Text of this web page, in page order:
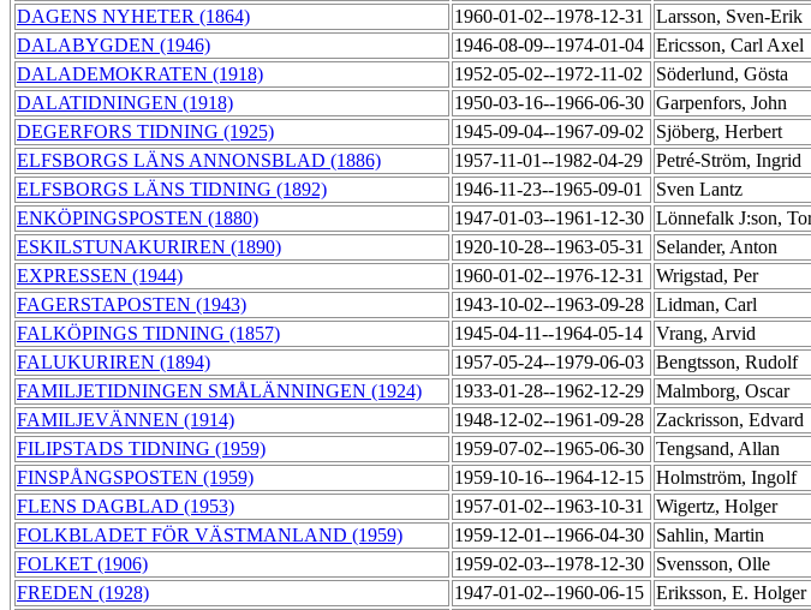
DAGENS NYHETER (1864) 1960-01-02--1978-12-31 Larsson, Sven-Erik
DALABYGDEN (1946) 1946-08-09--1974-01-04 Ericsson, Carl Axel
DALADEMOKRATEN (1918) 1952-05-02--1972-11-02 Söderlund, Gösta
DALATIDNINGEN (1918) 1950-03-16--1966-06-30 Garpenfors, John
DEGERFORS TIDNING (1925) 1945-09-04--1967-09-02 Sjöberg, Herbert
ELFSBORGS LÄNS ANNONSBLAD (1886) 1957-11-01--1982-04-29 Petré-Ström, Ingrid
ELFSBORGS LÄNS TIDNING (1892) 1946-11-23--1965-09-01 Sven Lantz
ENKÖPINGSPOSTEN (1880) 1947-01-03--1961-12-30 Lönnefalk J:son,
ESKILSTUNAKURIREN (1890) 1920-10-28--1963-05-31 Selander, Anton
EXPRESSEN (1944) 1960-01-02--1976-12-31 Wrigstad, Per
FAGERSTAPOSTEN (1943) 1943-10-02--1963-09-28 Lidman, Carl
FALKÖPINGS TIDNING (1857) 1945-04-11--1964-05-14 Vrang, Arvid
FALUKURIREN (1894) 1957-05-24--1979-06-03 Bengtsson, Rudolf
FAMILJETIDNINGEN SMÅLÄNNINGEN (1924) 1933-01-28--1962-12-29 Malmborg, Oscar
FAMILJEVÄNNEN (1914) 1948-12-02--1961-09-28 Zackrisson, Edvard
FILIPSTADS TIDNING (1959) 1959-07-02--1965-06-30 Tengsand, Allan
FINSPÅNGSPOSTEN (1959) 1959-10-16--1964-12-15 Holmström, Ingolf
FLENS DAGBLAD (1953) 1957-01-02--1963-10-31 Wigertz, Holger
FOLKBLADET FÖR VÄSTMANLAND (1959) 1959-12-01--1966-04-30 Sahlin, Martin
FOLKET (1906) 1959-02-03--1978-12-30 Svensson, Olle
FREDEN (1928) 1947-01-02--1960-06-15 Eriksson, E. Holger